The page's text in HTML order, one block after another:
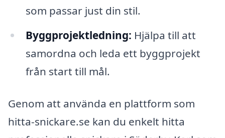
som passar just din stil.
Byggprojektledning: Hjälpa till att
samordna och leda ett byggprojekt
från start till mål.
Genom att använda en plattform som
hitta-snickare.se kan du enkelt hitta